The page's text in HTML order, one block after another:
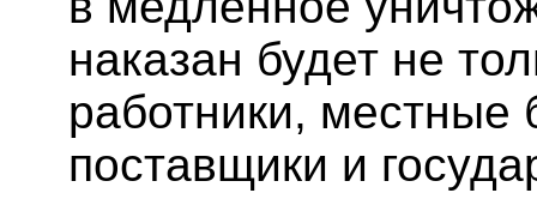
наказан будет не
работники,
поставщики и